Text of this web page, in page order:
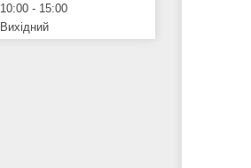
10:00
15:00
Вихідний